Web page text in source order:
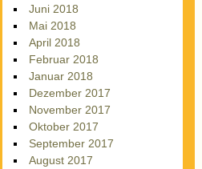
Juni 2018
Mai 2018
April 2018
Februar 2018
Januar 2018
Dezember 2017
November 2017
Oktober 2017
September 2017
August 2017